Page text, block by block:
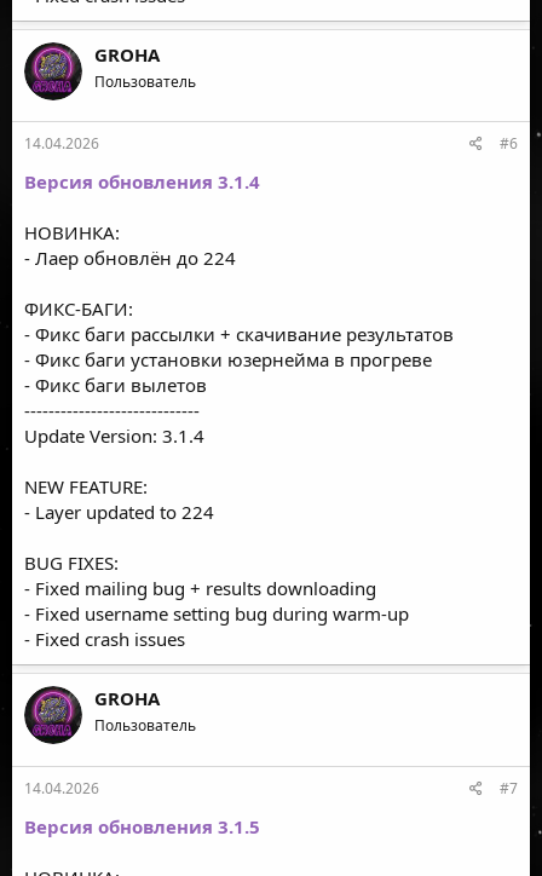
GROHA
Пользователь
14.04.2026 #6
Версия обновления 3.1.4
НОВИНКА:
- Лаер обновлён до 224
ФИКС-БАГИ:
- Фикс баги рассылки + скачивание результатов
- Фикс баги установки юзернейма в прогреве
- Фикс баги вылетов
-----------------------------
Update Version: 3.1.4
NEW FEATURE:
- Layer updated to 224
BUG FIXES:
- Fixed mailing bug + results downloading
- Fixed username setting bug during warm-up
- Fixed crash issues
GROHA
Пользователь
14.04.2026 #7
Версия обновления 3.1.5